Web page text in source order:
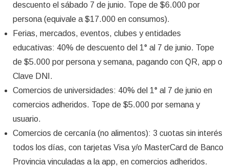
descuento el sábado 7 de junio. Tope de $6.000 por
persona (equivale a $17.000 en consumos).
Ferias, mercados, eventos, clubes y entidades
educativas: 40% de descuento del 1° al 7 de junio. Tope
de $5.000 por persona y semana, pagando con QR, app o
Clave DNI.
Comercios de universidades: 40% del 1° al 7 de junio en
comercios adheridos. Tope de $5.000 por semana y
usuario.
Comercios de cercanía (no alimentos): 3 cuotas sin interés
todos los días, con tarjetas Visa y/o MasterCard de Banco
Provincia vinculadas a la app, en comercios adheridos.